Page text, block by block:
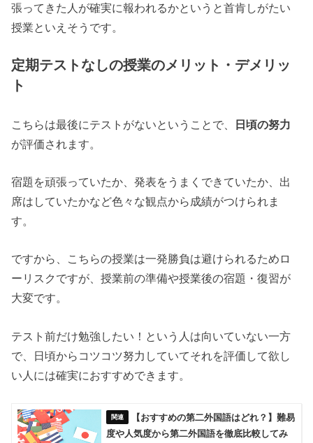
張ってきた人が確実に報われるかというと首肯しがたい
授業といえそうです。
定期テストなしの授業のメリット・デメリッ
ト
こちらは最後にテストがないということで、
日頃の努力
が評価されます。
宿題を頑張っていたか、発表をうまくできていたか、出
席はしていたかなど色々な観点から成績がつけられま
す。
ですから、こちらの授業は一発勝負は避けられるためロ
ーリスクですが、授業前の準備や授業後の宿題・復習が
大変です。
テスト前だけ勉強したい！という人は向いていない一方
で、日頃からコツコツ努力していてそれを評価して欲し
い人には確実におすすめできます。
【おすすめの第二外国語はどれ？】難易
度や人気度から第二外国語を徹底比較してみ